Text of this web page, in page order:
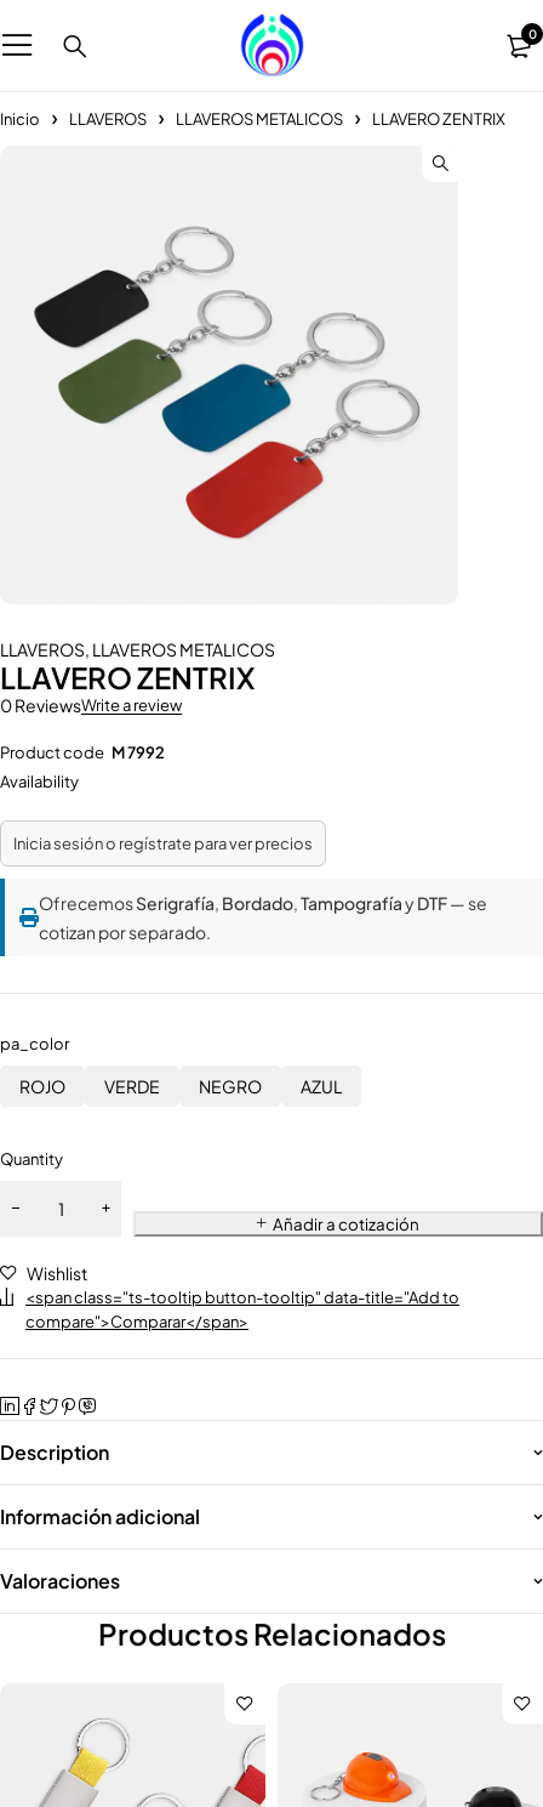
0
Inicio LLAVEROS LLAVEROS METALICOS LLAVERO ZENTRIX
LLAVEROS, LLAVEROS METALICOS
LLAVERO ZENTRIX
0 ReviewsWrite a review
Product code M 7992
Availability
Inicia sesión o regístrate para ver precios
OfrecemosSerigrafía, Bordado,TampografíayDTF— se
cotizan por separado.
pa_color
ROJO VERDE NEGRO AZUL
Quantity
Añadir a cotización
Wishlist
<span class="ts-tooltip button-tooltip" data-title="Add to
compare">Comparar</span>
Description
Información adicional
Valoraciones
Productos Relacionados